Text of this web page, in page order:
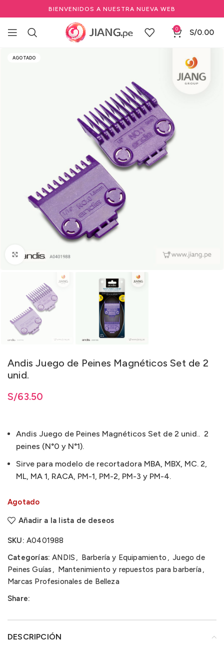
BIENVENIDOS A NUESTRA NUEVA WEB
0 S/0.00
Inicio
Barbería y Equipamiento
Juego de Peines Guías
AGOTADO
Clic para ampliar
Andis Juego de Peines Magnéticos Set de 2
unid.
S/63.50
Andis Juego de Peines Magnéticos Set de 2 unid.. 2
peines (N°0 y N°1).
Sirve para modelo de recortadora MBA, MBX, MC. 2,
ML, MA 1, RACA, PM-1, PM-2, PM-3 y PM-4.
Agotado
Añadir a la lista de deseos
SKU: A0401988
Categorías: ANDIS , Barbería y Equipamiento , Juego de
Peines Guías , Mantenimiento y repuestos para barbería,
Marcas Profesionales de Belleza
Share:
DESCRIPCIÓN